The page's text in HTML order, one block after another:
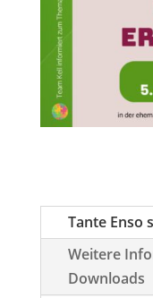
Tante Enso
Weitere
Downloads